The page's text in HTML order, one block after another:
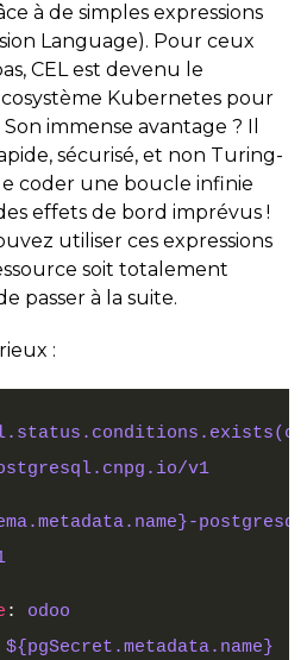
à de simples expressions
Language). Pour ceux
CEL est devenu le
Kubernetes pour
immense avantage ? Il
sécurisé, et non Turing-
coder une boucle infinie
effets de bord imprévus !
utiliser ces expressions
soit totalement
passer à la suite.
:
v1
postgresql
:
odoo
${pgSecret.metadata.name}